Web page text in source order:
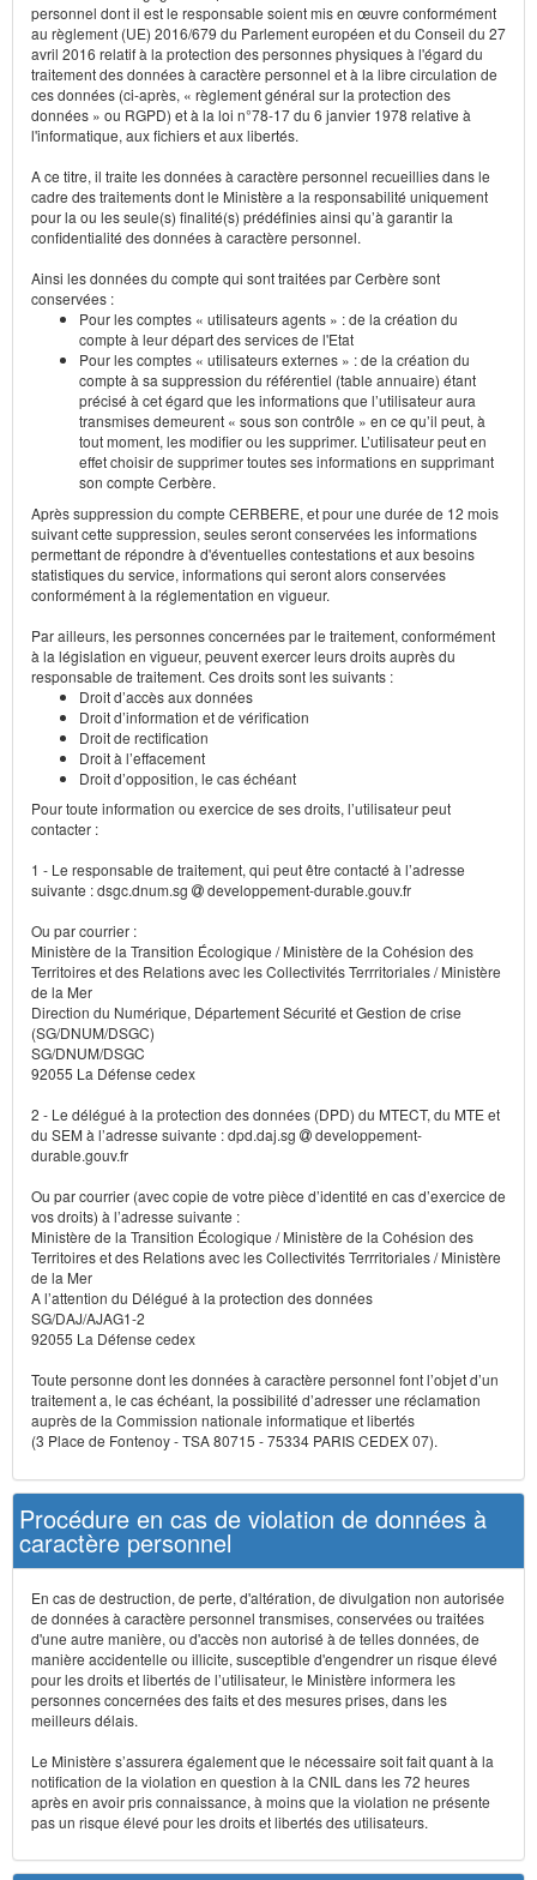
personnel dont il est le responsable soient mis en œuvre conformément
au règlement (UE) 2016/679 du Parlement européen et du Conseil du 27
avril 2016 relatif à la protection des personnes physiques à l'égard du
traitement des données à caractère personnel et à la libre circulation de
ces données (ci-après, « règlement général sur la protection des
données » ou RGPD) et à la loi n°78-17 du 6 janvier 1978 relative à
l'informatique, aux fichiers et aux libertés.
A ce titre, il traite les données à caractère personnel recueillies dans le
cadre des traitements dont le Ministère a la responsabilité uniquement
pour la ou les seule(s) finalité(s) prédéfinies ainsi qu’à garantir la
confidentialité des données à caractère personnel.
Ainsi les données du compte qui sont traitées par Cerbère sont
conservées :
Pour les comptes « utilisateurs agents » : de la création du
compte à leur départ des services de l'Etat
Pour les comptes « utilisateurs externes » : de la création du
compte à sa suppression du référentiel (table annuaire) étant
précisé à cet égard que les informations que l’utilisateur aura
transmises demeurent « sous son contrôle » en ce qu’il peut, à
tout moment, les modifier ou les supprimer. L’utilisateur peut en
effet choisir de supprimer toutes ses informations en supprimant
son compte Cerbère.
Après suppression du compte CERBERE, et pour une durée de 12 mois
suivant cette suppression, seules seront conservées les informations
permettant de répondre à d'éventuelles contestations et aux besoins
statistiques du service, informations qui seront alors conservées
conformément à la réglementation en vigueur.
Par ailleurs, les personnes concernées par le traitement, conformément
à la législation en vigueur, peuvent exercer leurs droits auprès du
responsable de traitement. Ces droits sont les suivants :
Droit d’accès aux données
Droit d’information et de vérification
Droit de rectification
Droit à l’effacement
Droit d’opposition, le cas échéant
Pour toute information ou exercice de ses droits, l’utilisateur peut
contacter :
1 - Le responsable de traitement, qui peut être contacté à l’adresse
suivante : dsgc.dnum.sg
developpement-durable.gouv.fr
Ou par courrier :
Ministère de la Transition Écologique / Ministère de la Cohésion des
Territoires et des Relations avec les Collectivités Terrritoriales / Ministère
de la Mer
Direction du Numérique, Département Sécurité et Gestion de crise
(SG/DNUM/DSGC)
SG/DNUM/DSGC
92055 La Défense cedex
2 - Le délégué à la protection des données (DPD) du MTECT, du MTE et
du SEM à l’adresse suivante : dpd.daj.sg
developpement-
durable.gouv.fr
Ou par courrier (avec copie de votre pièce d’identité en cas d’exercice de
vos droits) à l’adresse suivante :
Ministère de la Transition Écologique / Ministère de la Cohésion des
Territoires et des Relations avec les Collectivités Terrritoriales / Ministère
de la Mer
A l’attention du Délégué à la protection des données
SG/DAJ/AJAG1-2
92055 La Défense cedex
Toute personne dont les données à caractère personnel font l’objet d’un
traitement a, le cas échéant, la possibilité d’adresser une réclamation
auprès de la Commission nationale informatique et libertés
(3 Place de Fontenoy - TSA 80715 - 75334 PARIS CEDEX 07).
Procédure en cas de violation de données à
caractère personnel
En cas de destruction, de perte, d'altération, de divulgation non autorisée
de données à caractère personnel transmises, conservées ou traitées
d'une autre manière, ou d'accès non autorisé à de telles données, de
manière accidentelle ou illicite, susceptible d'engendrer un risque élevé
pour les droits et libertés de l’utilisateur, le Ministère informera les
personnes concernées des faits et des mesures prises, dans les
meilleurs délais.
Le Ministère s’assurera également que le nécessaire soit fait quant à la
notification de la violation en question à la CNIL dans les 72 heures
après en avoir pris connaissance, à moins que la violation ne présente
pas un risque élevé pour les droits et libertés des utilisateurs.